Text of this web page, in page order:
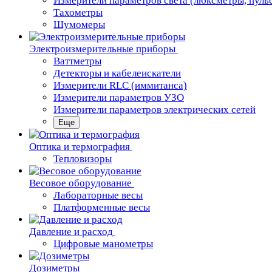
Тахометры
Шумомеры
Электроизмерительные приборы
Ваттметры
Детекторы и кабелеискатели
Измерители RLC (иммитанса)
Измерители параметров УЗО
Измерители параметров электрических сетей
Еще
Oптика и термография
Тепловизоры
Весовое оборудование
Лабораторные весы
Платформенные весы
Давление и расход
Цифровые манометры
Дозиметры